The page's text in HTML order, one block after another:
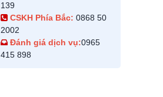
139
CSKH Phía Bắc: 0868 50
2002
Đánh giá dịch vụ:0965
415 898